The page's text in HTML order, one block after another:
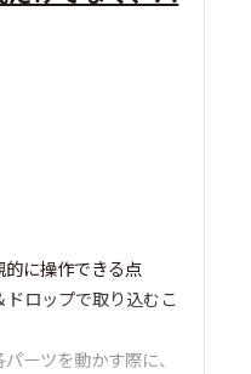
的に操作できる点
ドロップで取り込むこ
ーツを動かす際に、